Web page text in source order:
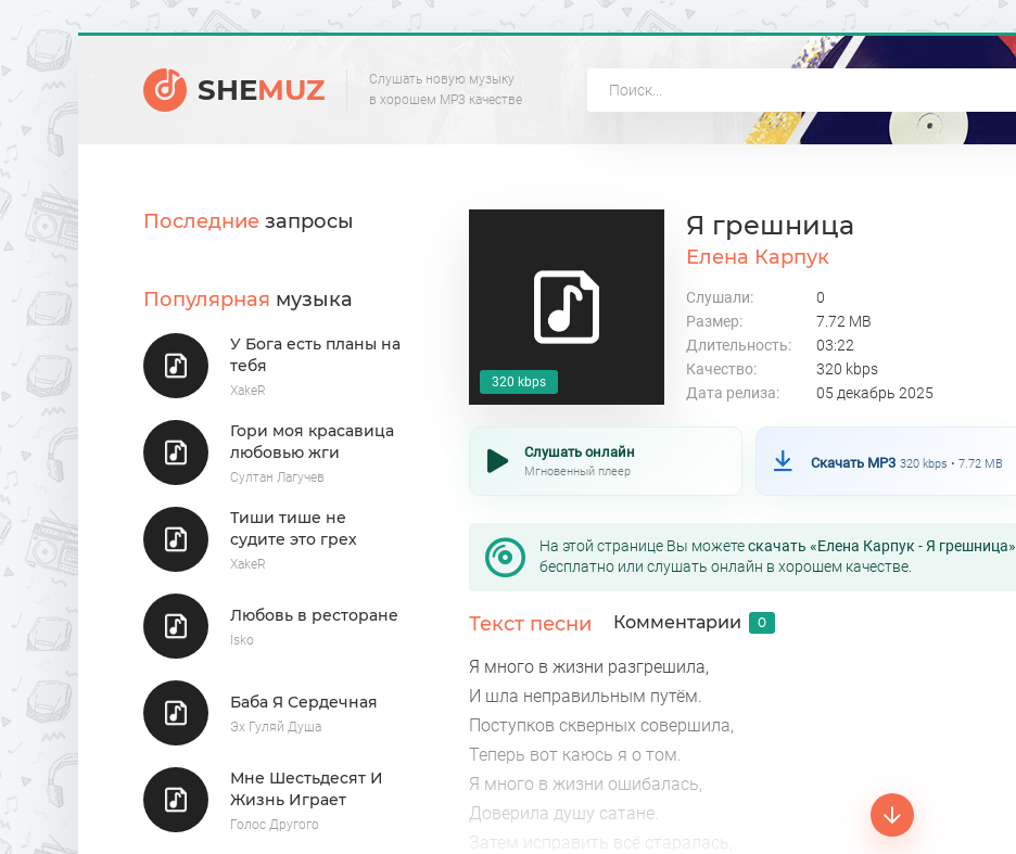
SHEMUZ
Слушать новую музыку
в хорошем MP3 качестве
Последние запросы
Популярная музыка
У Бога есть планы на
тебя
XakeR
Гори моя красавица
любовью жги
Султан Лагучев
Тиши тише не
судите это грех
XakeR
Любовь в ресторане
Isko
Баба Я Сердечная
Эх Гуляй Душа
Мне Шестьдесят И
Жизнь Играет
Голос Другого
320 kbps
Я грешница
Елена Карпук
Слушали:
0
Размер:
7.72 MB
Длительность:
03:22
Качество:
320 kbps
Дата релиза:
05 декабрь 2025
Слушать онлайн
Мгновенный плеер
Скачать MP3 320 kbps • 7.72 MB
На этой странице Вы можетескачать «Елена Карпук - Я грешница»
бесплатно или слушать онлайн в хорошем качестве.
Текст песни Комментарии 0
Я много в жизни разгрешила,
И шла неправильным путём.
Поступков скверных совершила,
Теперь вот каюсь я о том.
Я много в жизни ошибалась,
Доверила душу сатане.
Затем исправить всё старалась,